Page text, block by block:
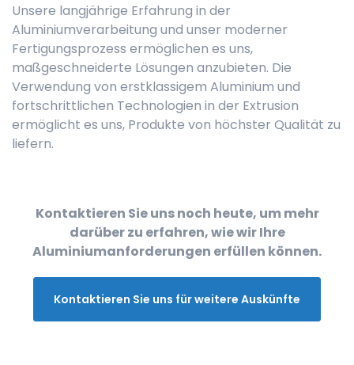
Unsere langjährige Erfahrung in der
Aluminiumverarbeitung und unser moderner
Fertigungsprozess ermöglichen es uns,
maßgeschneiderte Lösungen anzubieten. Die
Verwendung von erstklassigem Aluminium und
fortschrittlichen Technologien in der Extrusion
ermöglicht es uns, Produkte von höchster Qualität zu
liefern.
Kontaktieren Sie uns noch heute, um mehr
darüber zu erfahren, wie wir Ihre
Aluminiumanforderungen erfüllen können.
Kontaktieren Sie uns für weitere Auskünfte